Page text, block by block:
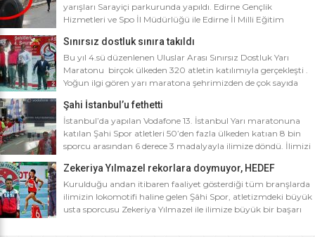
metre yarışına toplamda 4 bin […]
yarışları Sarayiçi parkurunda yapıldı. Edirne Gençlik
Hizmetleri ve Spo İl Müdürlüğü ile Edirne İl Milli Eğitim
Birinciliği yarışları Sarayiçi parkurunda yapıldı. Oldukça soğuk
ve yağmurlu bir havada düzenlenen yarışlara katılımın
yoğun olması atletizm adına sevindirici bulunurken Atletizm
Federasyonu İl […]
Sınırsız dostluk sınıra takıldı
Bu yıl 4.sü düzenlenen Uluslar Arası Sınırsız Dostluk Yarı
Maratonu birçok ülkeden 320 atletin katılımıyla gerçekleşti .
Yoğun ilgi gören yarı maratona şehrimizden de çok sayıda
Ali Soydan tarafından yeni kurulmasına rağmen bir çok
branşta başarıdan başarıya koşan Edirne Al Kan Spor Kulübü
de […]
Şahi İstanbul’u fethetti
İstanbul’da yapılan Vodafone 13. İstanbul Yarı maratonuna
katılan Şahi Spor atletleri 50’den fazla ülkeden katıan 8 bin
sporcu arasından 6 derece 3 madalyayla ilimize döndü. İlimizi
spor, başarılarına bir yensini ekledi. İstanbul’da yapılan ve
50’yi aşkın ülkeden 8 bin sporcunun katıldığı Vodafone 13.
İstanbul Yarı Maratonuna katılan […]
Zekeriya Yılmazel rekorlara doymuyor, HEDEF
OLİMPİYAT ŞAMPİYONLUĞU
Kurulduğu andan itibaren faaliyet gösterdiği tüm branşlarda
ilimizin lokomotifi haline gelen Şâhi Spor, atletizmdeki büyük
usta sporcusu Zekeriya Yılmazel ile ilimize büyük bir başarı